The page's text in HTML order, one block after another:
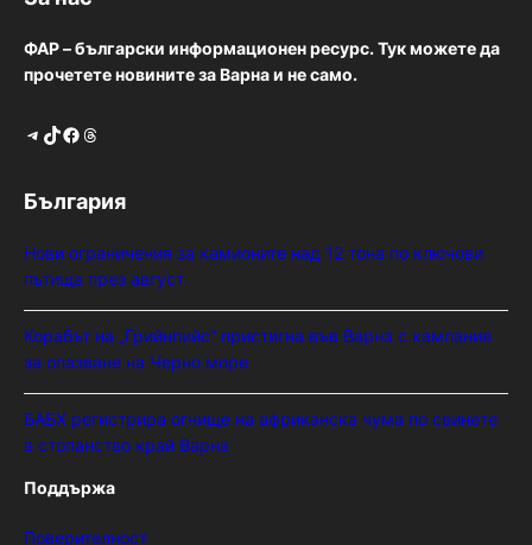
ФАР – български информационен ресурс. Тук можете да
прочетете новините за Варна и не само.
Telegram TikTok Facebook Threads
България
Нови ограничения за камионите над 12 тона по ключови
пътища през август
Корабът на „Грийнпийс“ пристигна във Варна с кампания
за опазване на Черно море
БАБХ регистрира огнище на африканска чума по свинете
в стопанство край Варна
Поддържа
Поверителност